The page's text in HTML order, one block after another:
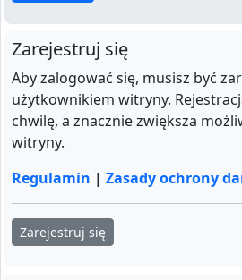
Zarejestruj się
Aby zalogować się, musisz być
użytkownikiem witryny.
chwilę, a znacznie zwiększa
witryny.
Regulamin | Zasady ochrony
Zarejestruj się